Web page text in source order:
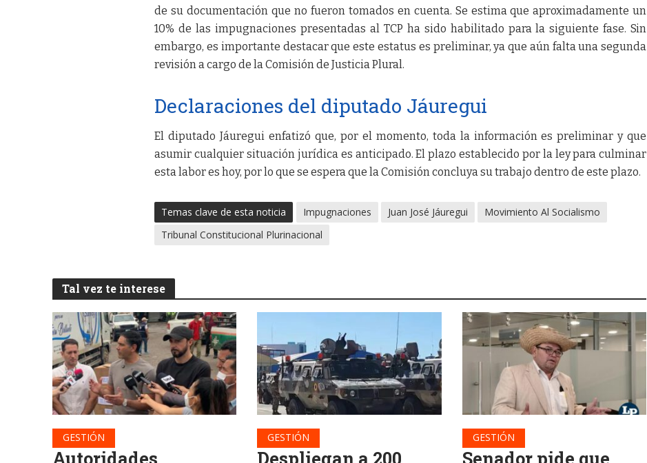
de su documentación que no fueron tomados en cuenta. Se estima que aproximadamente un
10% de las impugnaciones presentadas al TCP ha sido habilitado para la siguiente fase. Sin
embargo, es importante destacar que este estatus es preliminar, ya que aún falta una segunda
revisión a cargo de la Comisión de Justicia Plural.
Declaraciones del diputado Jáuregui
El diputado Jáuregui enfatizó que, por el momento, toda la información es preliminar y que
asumir cualquier situación jurídica es anticipado. El plazo establecido por la ley para culminar
esta labor es hoy, por lo que se espera que la Comisión concluya su trabajo dentro de este plazo.
Temas clave de esta noticia Impugnaciones Juan José Jáuregui
Movimiento Al Socialismo
Tribunal Constitucional Plurinacional
Tal vez te interese
GESTIÓN GESTIÓN GESTIÓN